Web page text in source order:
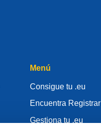
Menú
Consigue tu .eu
Encuentra Registrar
Gestiona tu .eu